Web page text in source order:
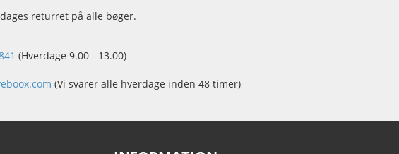
returret på alle bøger.
(Hverdage 9.00 - 13.00)
(Vi svarer alle hverdage inden 48 timer)